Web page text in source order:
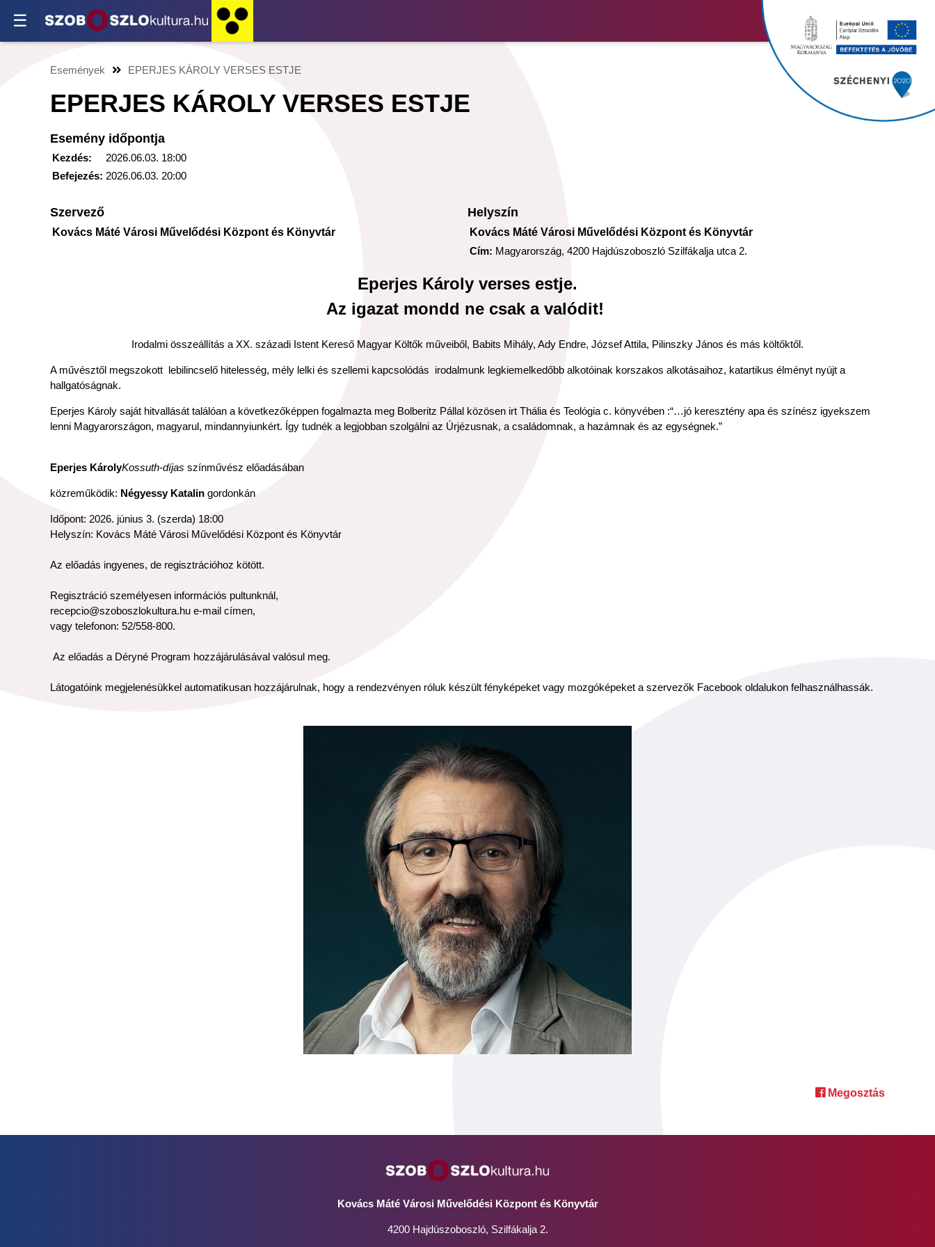
☰
Események EPERJES KÁROLY VERSES ESTJE
EPERJES KÁROLY VERSES ESTJE
Esemény időpontja
Kezdés:
2026.06.03. 18:00
Befejezés: 2026.06.03. 20:00
Szervező
Kovács Máté Városi Művelődési Központ és Könyvtár
Helyszín
Kovács Máté Városi Művelődési Központ és Könyvtár
Cím: Magyarország, 4200 Hajdúszoboszló Szilfákalja utca 2.
Eperjes Károly verses estje.
Az igazat mondd ne csak a valódit!
Irodalmi összeállítás a XX. századi Istent Kereső Magyar Költők műveiből, Babits Mihály, Ady Endre, József Attila, Pilinszky János és más költőktől.
A művésztől megszokott lebilincselő hitelesség, mély lelki és szellemi kapcsolódás irodalmunk legkiemelkedőbb alkotóinak korszakos alkotásaihoz, katartikus élményt nyújt a
hallgatóságnak.
Eperjes Károly saját hitvallását találóan a következőképpen fogalmazta meg Bolberitz Pállal közösen irt Thália és Teológia c. könyvében :“…jó keresztény apa és színész igyekszem
lenni Magyarországon, magyarul, mindannyiunkért. Így tudnék a legjobban szolgálni az Úrjézusnak, a családomnak, a hazámnak és az egységnek.”
Eperjes KárolyKossuth-díjas színművész előadásában
közreműködik: Négyessy Katalin gordonkán
Időpont: 2026. június 3. (szerda) 18:00
Helyszín: Kovács Máté Városi Művelődési Központ és Könyvtár
Az előadás ingyenes, de regisztrációhoz kötött.
Regisztráció személyesen információs pultunknál,
recepcio@szoboszlokultura.hu e-mail címen,
vagy telefonon: 52/558-800.
Az előadás a Déryné Program hozzájárulásával valósul meg.
Látogatóink megjelenésükkel automatikusan hozzájárulnak, hogy a rendezvényen róluk készült fényképeket vagy mozgóképeket a szervezők Facebook oldalukon felhasználhassák.
Megosztás
Kovács Máté Városi Művelődési Központ és Könyvtár
4200 Hajdúszoboszló, Szilfákalja 2.